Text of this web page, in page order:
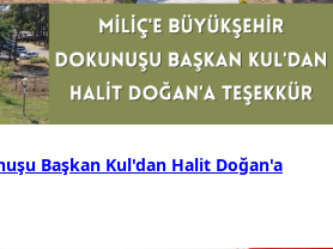
Başkan Kul'dan Halit Doğan'a